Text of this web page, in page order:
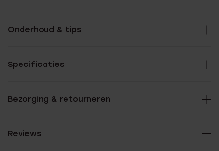
Onderhoud & tips
Specificaties
Bezorging & retourneren
Reviews